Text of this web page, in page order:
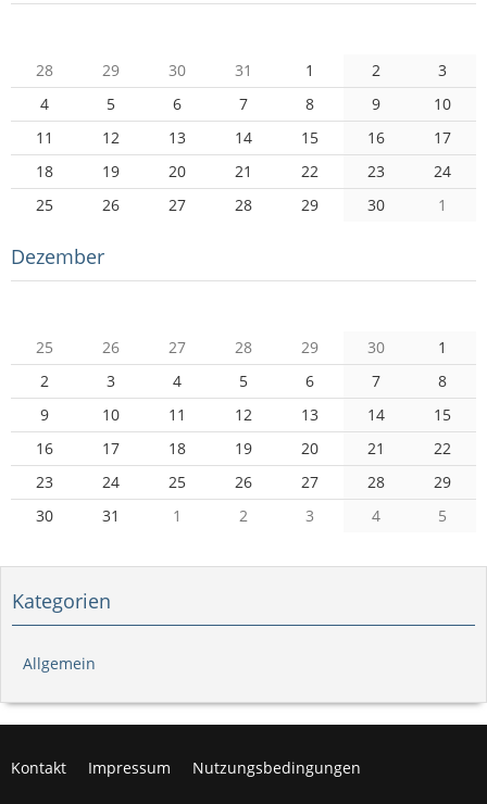
28
29 30 31 1 2
3
4
5 6 7 8 9
10
11
12 13 14 15 16
17
18
19 20 21 22 23
24
25
26 27 28 29 30 1
Dezember
25
26 27 28 29 30
1
2
3 4 5 6 7
8
9
10 11 12 13 14
15
16
17 18 19 20 21
22
23
24 25 26 27 28
29
30
31 1 2 3 4 5
Kategorien
Allgemein
Kontakt Impressum Nutzungsbedingungen